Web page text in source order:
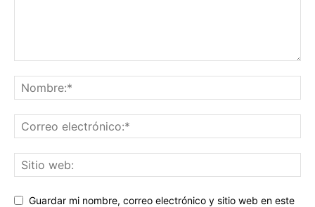
Guardar mi nombre, correo electrónico y sitio web en este